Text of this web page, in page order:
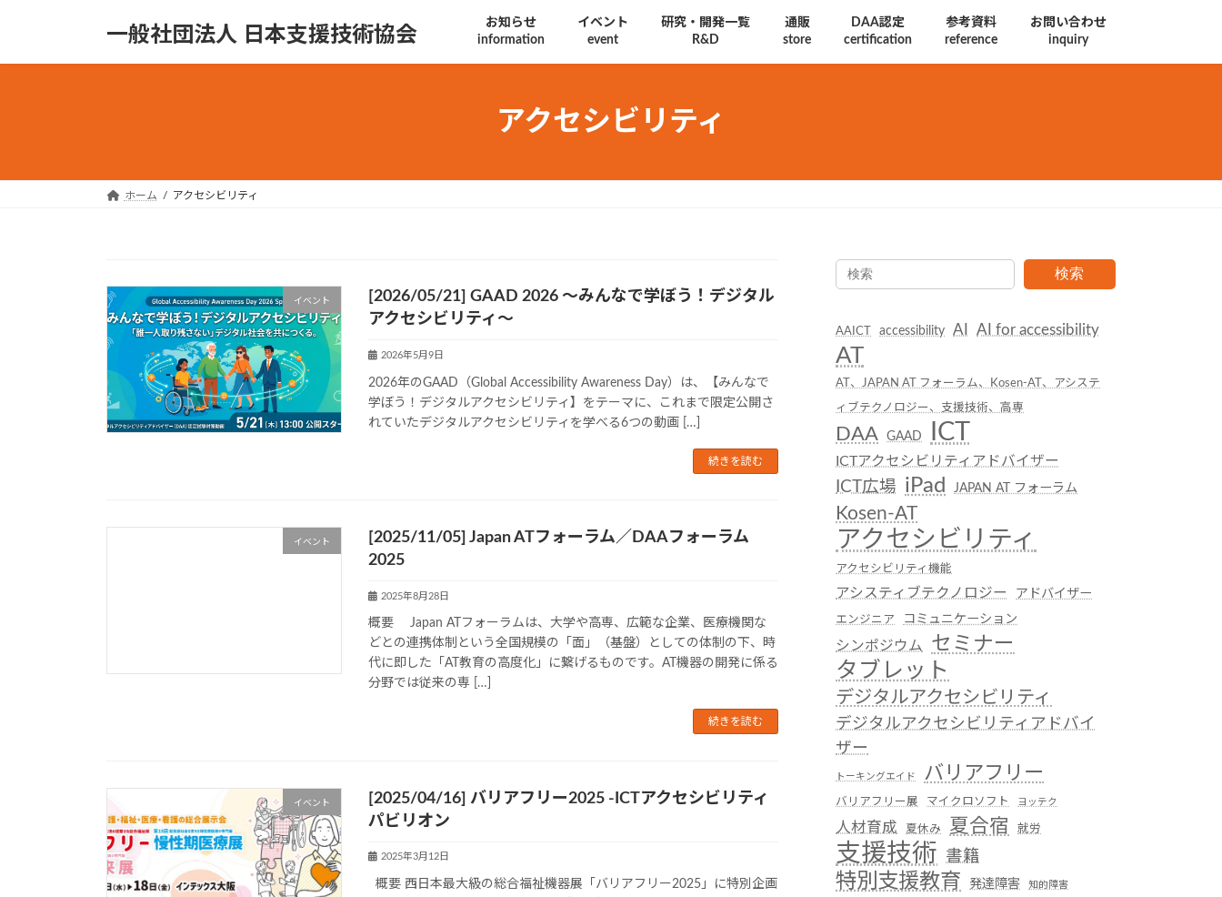
一般社団法人 日本支援技術協会
お知らせ
information
イベント
event
研究・開発一覧
R&D
通販
store
DAA認定
certification
参考資料
reference
お問い合わせ
inquiry
アクセシビリティ
ホーム アクセシビリティ
イベント
[2026/05/21] GAAD 2026 〜みんなで学ぼう！デジタル
アクセシビリティ〜
2026年5月9日
2026年のGAAD（Global Accessibility Awareness Day）は、【みんなで
学ぼう！デジタルアクセシビリティ】をテーマに、これまで限定公開さ
れていたデジタルアクセシビリティを学べる6つの動画 […]
続きを読む
イベント
[2025/11/05] Japan ATフォーラム／DAAフォーラム
2025
2025年8月28日
概要 Japan ATフォーラムは、大学や高専、広範な企業、医療機関な
どとの連携体制という全国規模の「面」（基盤）としての体制の下、時
代に即した「AT教育の高度化」に繋げるものです。AT機器の開発に係る
分野では従来の専 […]
続きを読む
イベント
[2025/04/16] バリアフリー2025 -ICTアクセシビリティ
パビリオン
2025年3月12日
概要 西日本最大級の総合福祉機器展「バリアフリー2025」に特別企画
検索
AAICT accessibility AI AI for accessibility
AT
AT、JAPAN AT フォーラム、Kosen-AT、アシステ
ィブテクノロジー、支援技術、高専
DAA GAAD ICT
ICTアクセシビリティアドバイザー
ICT広場 iPad JAPAN AT フォーラム
Kosen-AT
アクセシビリティ
アクセシビリティ機能
アシスティブテクノロジー アドバイザー
エンジニア コミュニケーション
シンポジウム セミナー
タブレット
デジタルアクセシビリティ
デジタルアクセシビリティアドバイ
ザー
トーキングエイド バリアフリー
バリアフリー展 マイクロソフト ヨッテク
人材育成 夏休み 夏合宿 就労
支援技術 書籍
特別支援教育 発達障害 知的障害